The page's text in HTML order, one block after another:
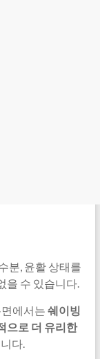
분, 윤활 상태를
을 수 있습니다.
면에서는 쉐이빙
으로 더 유리한
다.